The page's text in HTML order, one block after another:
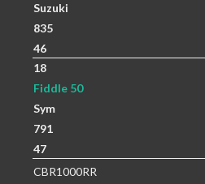
Suzuki
835
46
18
Fiddle 50
Sym
791
47
CBR1000RR